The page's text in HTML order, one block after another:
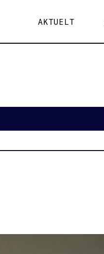
AKTUELT